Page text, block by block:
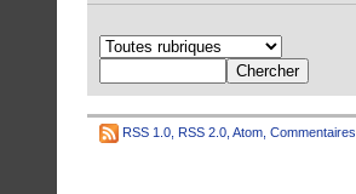
RSS 1.0 RSS 2.0 Atom Commentaires